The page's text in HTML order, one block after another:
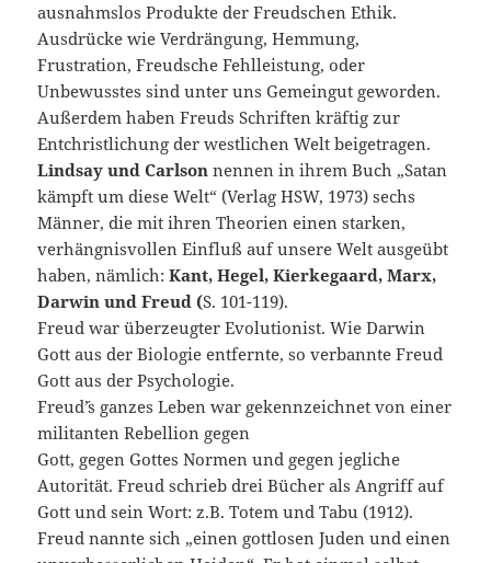
ausnahmslos Produkte der Freudschen Ethik.
Ausdrücke wie Verdrängung, Hemmung,
Frustration, Freudsche Fehlleistung, oder
Unbewusstes sind unter uns Gemeingut geworden.
Außerdem haben Freuds Schriften kräftig zur
Entchristlichung der westlichen Welt beigetragen.
Lindsay und Carlson nennen in ihrem Buch „Satan
kämpft um diese Welt“ (Verlag HSW, 1973) sechs
Männer, die mit ihren Theorien einen starken,
verhängnisvollen Einfluß auf unsere Welt ausgeübt
haben, nämlich:Kant, Hegel, Kierkegaard, Marx,
Darwin und Freud (S. 101-119).
Freud war überzeugter Evolutionist. Wie Darwin
Gott aus der Biologie entfernte, so verbannte Freud
Gott aus der Psychologie.
Freud´’s ganzes Leben war gekennzeichnet von einer
militanten Rebellion gegen
Gott, gegen Gottes Normen und gegen jegliche
Autorität. Freud schrieb drei Bücher als Angriff auf
Gott und sein Wort: z.B. Totem und Tabu (1912).
Freud nannte sich „einen gottlosen Juden und einen